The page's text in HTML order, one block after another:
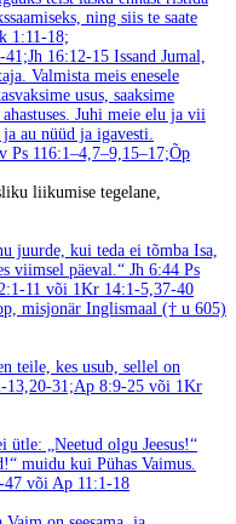
ning siis te saate
1:11-18;
41;Jh 16:12-15 Issand Jumal,
Valmista meis enesele
usus, saaksime
Juhi meie elu ja vii
au nüüd ja igavesti.
Ps 116:1–4,7–9,15–17;Õp
liikumise tegelane,
juurde, kui teda ei tõmba Isa,
viimsel päeval.“ Jh 6:44 Ps
11 või 1Kr 14:1-5,37-40
misjonär Inglismaal († u 605)
teile, kes usub, sellel on
13,20-31;Ap 8:9-25 või 1Kr
ütle: „Neetud olgu Jeesus!“
muidu kui Pühas Vaimus.
47 või Ap 11:1-18